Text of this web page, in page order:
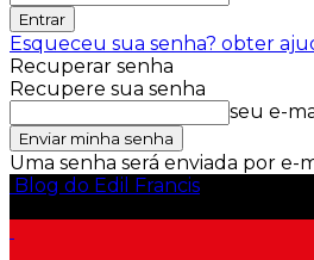
Esqueceu sua senha? obter
Recuperar senha
Recupere sua senha
seu e-
Uma senha será enviada por e-
Blog do Edil Francis